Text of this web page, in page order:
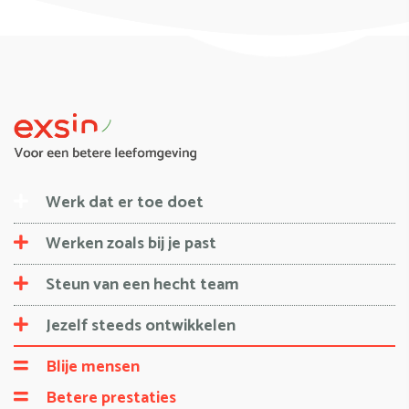
Werk dat er toe doet
Werken zoals bij je past
Steun van een hecht team
Jezelf steeds ontwikkelen
Blije mensen
Betere prestaties